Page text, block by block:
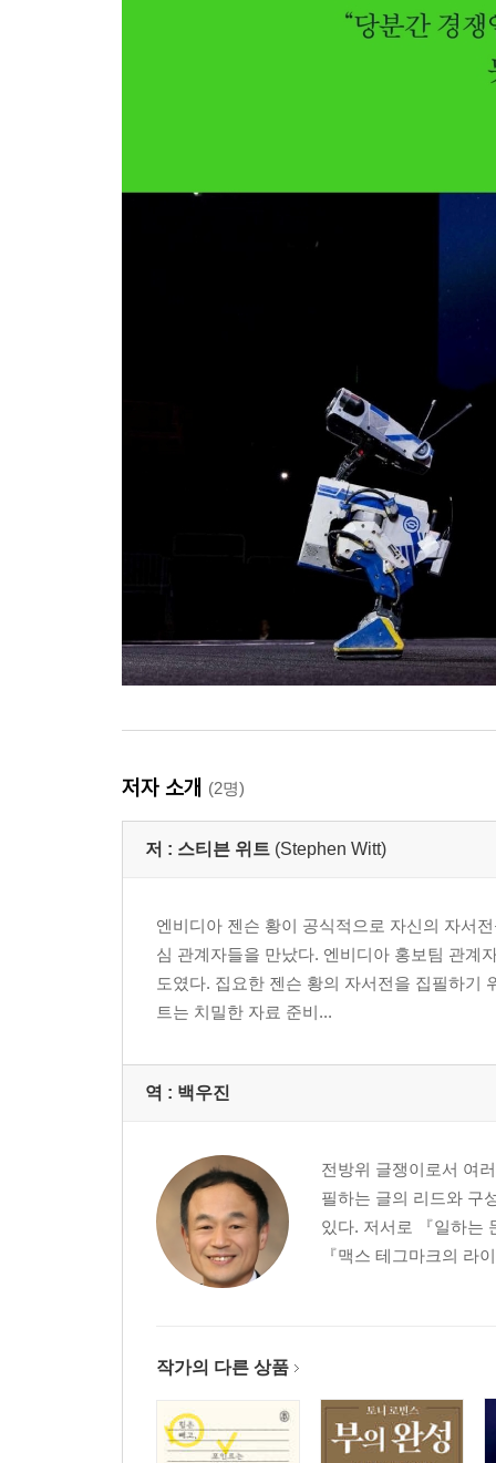
저자 소개 (2명)
저 : 스티븐 위트 (Stephen Witt)
엔비디아 젠슨 황이 공식적으로 자신의 자서
심 관계자들을 만났다. 엔비디아 홍보팀 관계
도였다. 집요한 젠슨 황의 자서전을 집필하기
트는 치밀한 자료 준비...
역 : 백우진
전방위 글쟁이로서 여
필하는 글의 리드와 구
있다. 저서로 『일하는
『맥스 테그마크의 라
작가의 다른 상품